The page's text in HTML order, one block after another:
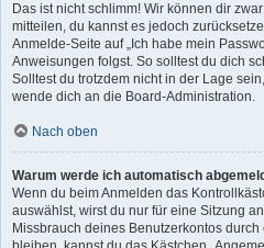
Das ist nicht schlimm! Wir können dir
mitteilen, du kannst es jedoch
Anmelde-Seite auf „Ich habe mein
Anweisungen folgst. So solltest du dich
Solltest du trotzdem nicht in der Lage
wende dich an die Board-Administration.
Nach oben
Warum werde ich automatisch
Wenn du beim Anmelden das
auswählst, wirst du nur für eine Sitzung
Missbrauch deines Benutzerkontos